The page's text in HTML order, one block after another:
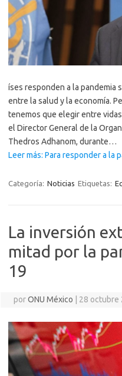
íses responden a la pandemia
entre la salud y la economía.
tenemos que elegir entre
el Director General de la
Thedros Adhanom, durante…
Leer más: Para responder a
Categoría: Noticias Etiquetas:
La inversión
mitad por la
19
porONU México 28 octubre